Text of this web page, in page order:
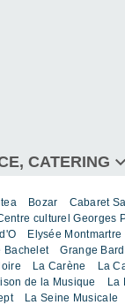
CATERING
Bozar
Cabaret
culturel Georges
Elysée Montmartre
Bachelet
Grange
La Carène
La
de la Musique
La
La Seine Musicale